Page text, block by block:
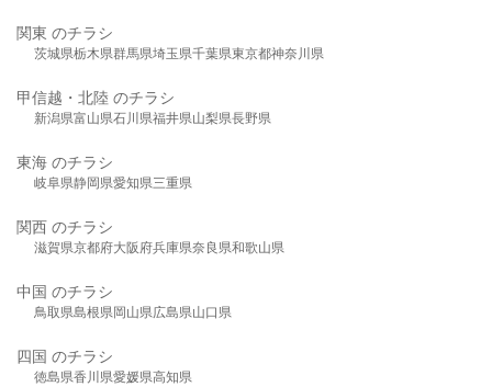
関東 のチラシ
茨城県栃木県群馬県埼玉県千葉県東京都神奈川県
甲信越・北陸 のチラシ
新潟県富山県石川県福井県山梨県長野県
東海 のチラシ
岐阜県静岡県愛知県三重県
関西 のチラシ
滋賀県京都府大阪府兵庫県奈良県和歌山県
中国 のチラシ
鳥取県島根県岡山県広島県山口県
四国 のチラシ
徳島県香川県愛媛県高知県